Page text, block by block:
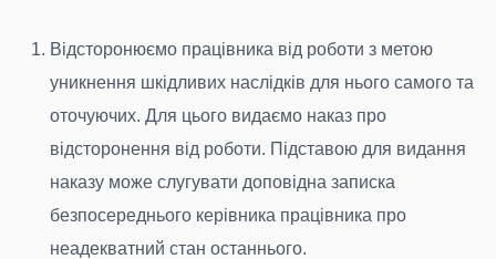
Відсторонюємо працівника від роботи з метою
уникнення шкідливих наслідків для нього самого та
оточуючих. Для цього видаємо наказ про
відсторонення від роботи. Підставою для видання
наказу може слугувати доповідна записка
безпосереднього керівника працівника про
неадекватний стан останнього.